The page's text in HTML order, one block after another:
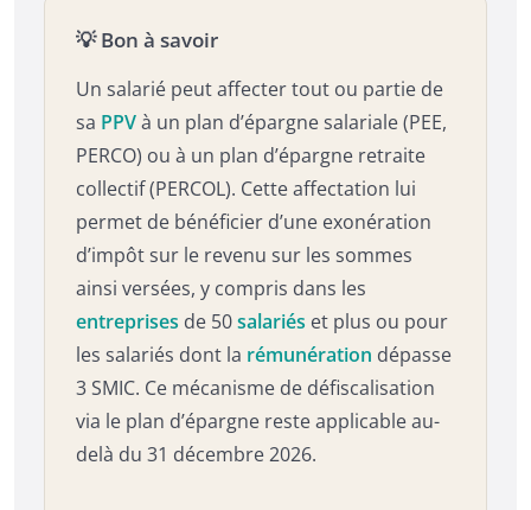
💡 Bon à savoir
Un salarié peut affecter tout ou partie de
sa PPVà un plan d’épargne salariale (PEE,
PERCO) ou à un plan d’épargne retraite
collectif (PERCOL). Cette affectation lui
permet de bénéficier d’une exonération
d’impôt sur le revenu sur les sommes
ainsi versées, y compris dans les
entreprises de 50salariés et plus ou pour
les salariés dont la rémunération dépasse
3 SMIC. Ce mécanisme de défiscalisation
via le plan d’épargne reste applicable au-
delà du 31 décembre 2026.